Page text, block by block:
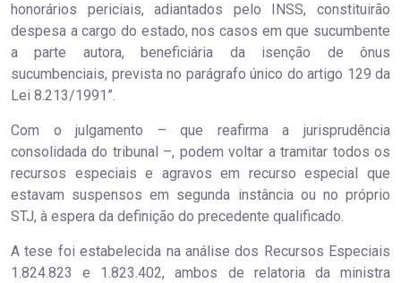
honorários periciais, adiantados pelo INSS, constituirão
despesa a cargo do estado, nos casos em que sucumbente
a parte autora, beneficiária da isenção de ônus
sucumbenciais, prevista no parágrafo único do artigo 129 da
Lei 8.213/1991”.
Com o julgamento – que reafirma a jurisprudência
consolidada do tribunal –, podem voltar a tramitar todos os
recursos especiais e agravos em recurso especial que
estavam suspensos em segunda instância ou no próprio
STJ, à espera da definição do precedente qualificado.
A tese foi estabelecida na análise dos Recursos Especiais
1.824.823 e 1.823.402, ambos de relatoria da ministra